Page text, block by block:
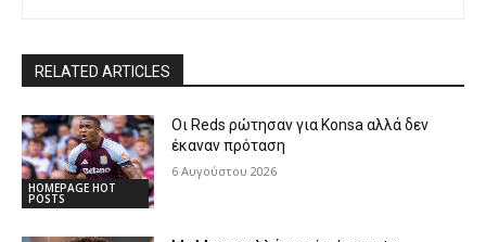
RELATED ARTICLES
HOMEPAGE HOT
POSTS
Οι Reds ρώτησαν για Konsa αλλά δεν
έκαναν πρόταση
6 Αυγούστου 2026